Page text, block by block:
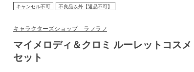
キャンセル不可 不良品以外【返品不可】
キャラクターズショップ ラフラフ
マイメロディ＆クロミ ルーレットコスメ
セット